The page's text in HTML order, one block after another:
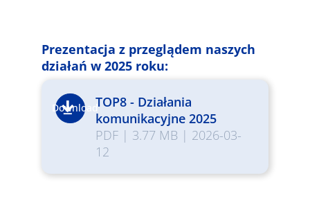
Prezentacja z przeglądem naszych
działań w 2025 roku:
DownloadTOP8 - Działania
komunikacyjne 2025
PDF| 3.77 MB | 2026-03-
12